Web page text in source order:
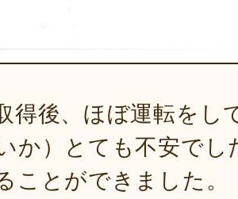
得後、ほぼ運転を
か）とても不安でし
ことができました。